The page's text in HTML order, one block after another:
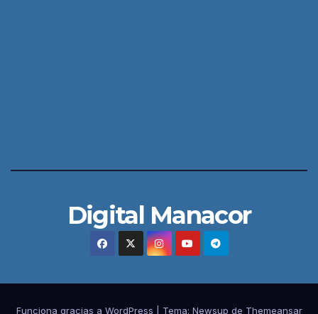
Digital Manacor
Funciona gracias a WordPress Tema: Newsup de Themeansar